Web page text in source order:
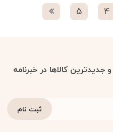
4
5
کالاها در خبرنامه